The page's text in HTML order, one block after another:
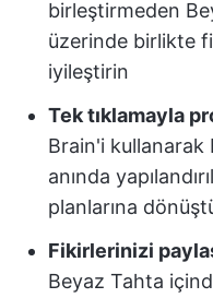
birleştirmeden
üzerinde birlikte
iyileştirin
Tek tıklamayla
Brain'i
anında
planlarına
Fikirlerinizi
Beyaz Tahta